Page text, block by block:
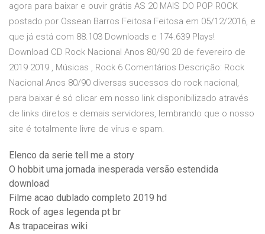
agora para baixar e ouvir grátis AS 20 MAIS DO POP ROCK
postado por Ossean Barros Feitosa Feitosa em 05/12/2016, e
que já está com 88.103 Downloads e 174.639 Plays!
Download CD Rock Nacional Anos 80/90 20 de fevereiro de
2019 2019 , Músicas , Rock 6 Comentários Descrição: Rock
Nacional Anos 80/90 diversas sucessos do rock nacional,
para baixar é só clicar em nosso link disponibilizado através
de links diretos e demais servidores, lembrando que o nosso
site é totalmente livre de vírus e spam.
Elenco da serie tell me a story
O hobbit uma jornada inesperada versão estendida
download
Filme acao dublado completo 2019 hd
Rock of ages legenda pt br
As trapaceiras wiki